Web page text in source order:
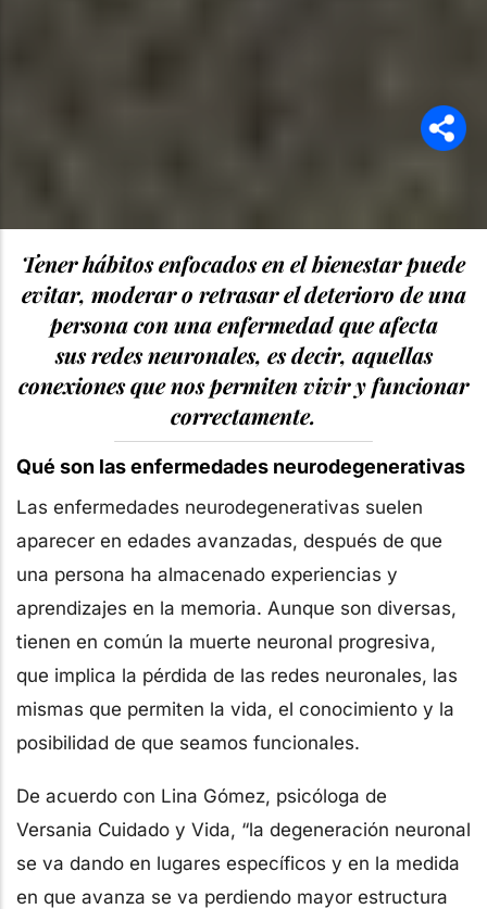
Tener hábitos enfocados en el bienestar puede
evitar, moderar o retrasar el deterioro de una
persona con una enfermedad que afecta
sus redes neuronales, es decir, aquellas
conexiones que nos permiten vivir y funcionar
correctamente.
Qué son las enfermedades neurodegenerativas
Las enfermedades neurodegenerativas suelen
aparecer en edades avanzadas, después de que
una persona ha almacenado experiencias y
aprendizajes en la memoria. Aunque son diversas,
tienen en común la muerte neuronal progresiva,
que implica la pérdida de las redes neuronales, las
mismas que permiten la vida, el conocimiento y la
posibilidad de que seamos funcionales.
De acuerdo con Lina Gómez, psicóloga de
Versania Cuidado y Vida, “la degeneración neuronal
se va dando en lugares específicos y en la medida
en que avanza se va perdiendo mayor estructura